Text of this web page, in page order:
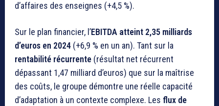
d’affaires des enseignes (+4,5 %).
Sur le plan financier, l’EBITDA atteint 2,35 milliards
d’euros en 2024 (+6,9 % en un an). Tant sur la
rentabilité récurrente (résultat net récurrent
dépassant 1,47 milliard d’euros) que sur la maîtrise
des coûts, le groupe démontre une réelle capacité
d’adaptation à un contexte complexe. Les flux de